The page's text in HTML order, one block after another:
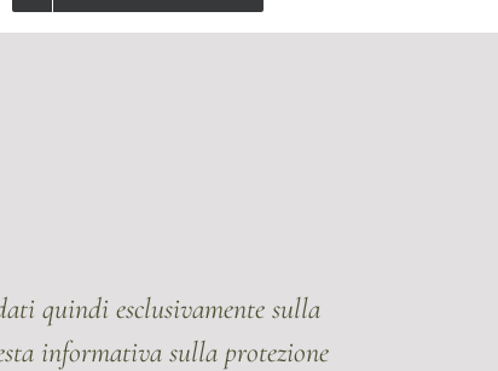
quindi esclusivamente sulla
informativa sulla protezione